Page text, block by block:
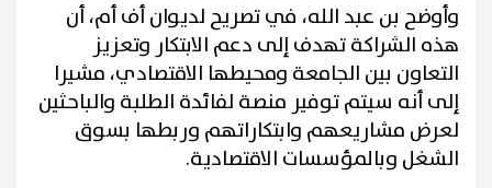
وأوضح بن عبد الله، في تصريح لديوان أف أم، أن
هذه الشراكة تهدف إلى دعم الابتكار وتعزيز
التعاون بين الجامعة ومحيطها الاقتصادي، مشيرا
إلى أنه سيتم توفير منصة لفائدة الطلبة والباحثين
لعرض مشاريعهم وابتكاراتهم وربطها بسوق
الشغل وبالمؤسسات الاقتصادية.